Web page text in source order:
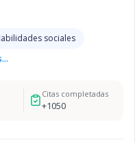
sociales
Citas completadas
+1050